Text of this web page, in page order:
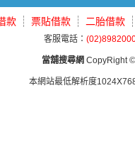
款 票貼借款 二胎借款
客服電話：
當舖搜尋網 CopyRight
本網站最低解析度